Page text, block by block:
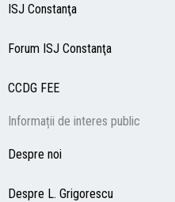
ISJ Constanţa
Forum ISJ Constanţa
CCDG FEE
Informații de interes public
Despre noi
Despre L. Grigorescu